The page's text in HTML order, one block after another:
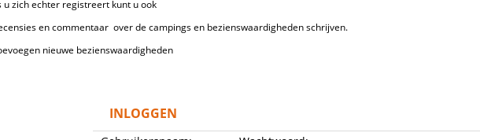
echter registreert kunt u ook
en commentaar over de campings en bezienswaardigheden schrijven.
nieuwe bezienswaardigheden
INLOGGEN